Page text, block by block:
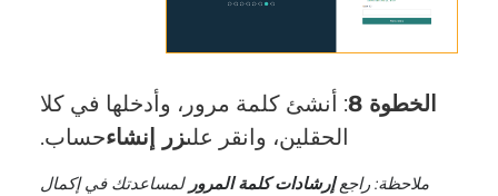
الخطوة 8
: أنشئ كلمة مرور، وأدخلها في كلا
الحقلين، وانقر علىزر إنشاءحساب.
ملاحظة: راجعإرشادات كلمة المرور لمساعدتك في إكمال